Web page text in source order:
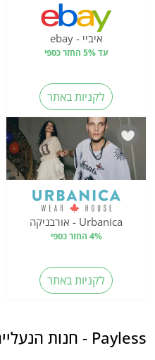
איביי - ebay
עד 5% החזר כספי
לקניות באתר
Urbanica - אורבניקה
4% החזר כספי
לקניות באתר
Payless - חנות הנעליים הגדולה בעולם